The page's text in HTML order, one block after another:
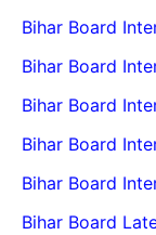
Bihar Board
Bihar Board
Bihar Board
Bihar Board
Bihar Board
Bihar Board